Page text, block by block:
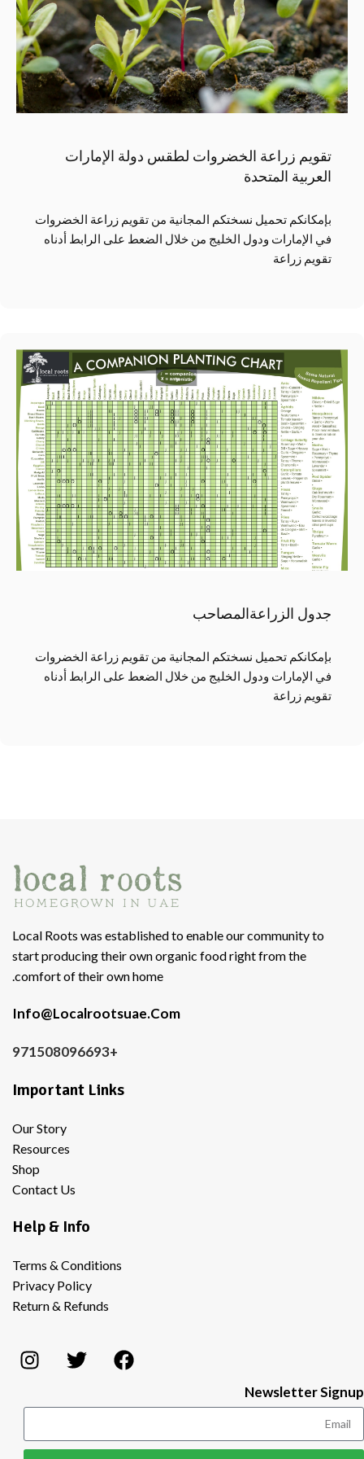
تقويم زراعة الخضروات لطقس دولة الإمارات
العربية المتحدة
بإمكانكم تحميل نسختكم المجانية من تقويم زراعة الخضروات
في الإمارات ودول الخليج من خلال الضعط على الرابط أدناه
تقويم زراعة
جدول الزراعةالمصاحب
بإمكانكم تحميل نسختكم المجانية من تقويم زراعة الخضروات
في الإمارات ودول الخليج من خلال الضعط على الرابط أدناه
تقويم زراعة
Local Roots was established to enable our community to
start producing their own organic food right from the
comfort of their own home.
Info@Localrootsuae.Com
+971508096693
Important Links
Our Story
Resources
Shop
Contact Us
Help & Info
Terms & Conditions
Privacy Policy
Return & Refunds
Newsletter Signup